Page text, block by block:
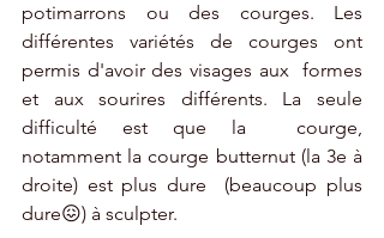
potimarrons ou des courges. Les
différentes variétés de courges ont
permis d'avoir des visages aux  formes
et aux sourires différents. La seule
difficulté est que la  courge,
notamment la courge butternut (la 3e à
droite) est plus dure  (beaucoup plus
dure😖) à sculpter.